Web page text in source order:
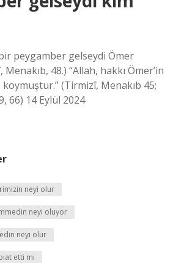
peygamber gelseydi Ömer
48.) “Allah, hakkı Ömer’in
(Tirmizî, Menakıb 45;
66) 14 Eylül 2024
neyi olur
neyi oluyor
neyi olur
etti mi